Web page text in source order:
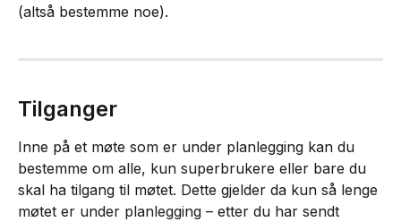
(altså bestemme noe).
Tilganger
Inne på et møte som er under planlegging kan du
bestemme om alle, kun superbrukere eller bare du
skal ha tilgang til møtet. Dette gjelder da kun så lenge
møtet er under planlegging – etter du har sendt